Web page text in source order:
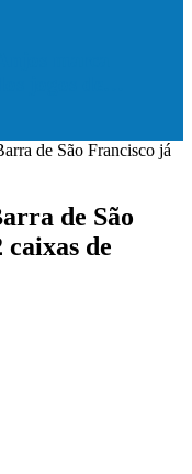
de São Francisco já
de São
de